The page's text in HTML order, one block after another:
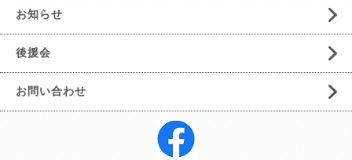
お知らせ
後援会
お問い合わせ